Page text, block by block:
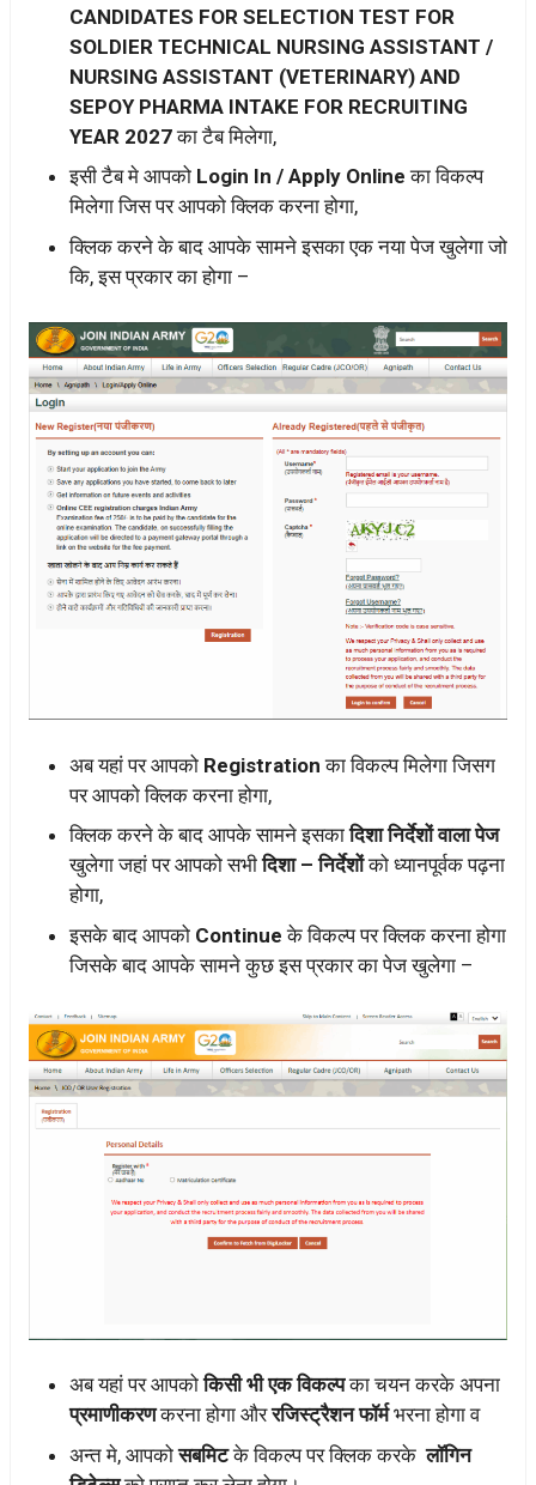
CANDIDATES FOR SELECTION TEST FOR
SOLDIER TECHNICAL NURSING ASSISTANT /
NURSING ASSISTANT (VETERINARY) AND
SEPOY PHARMA INTAKE FOR RECRUITING
YEAR 2027का टैब मिलेगा,
इसी टैब मे आपको Login In / Apply Onlineका विकल्प
मिलेगा जिस पर आपको क्लिक करना होगा,
क्लिक करने के बाद आपके सामने इसका एक नया पेज खुलेगा जो
कि, इस प्रकार का होगा –
अब यहां पर आपको Registration का विकल्प मिलेगा जिसग
पर आपको क्लिक करना होगा,
क्लिक करने के बाद आपके सामने इसकादिशा निर्देशों वाला पेज
खुलेगा जहां पर आपको सभीदिशा – निर्देशोंको ध्यानपूर्वक पढ़ना
होगा,
इसके बाद आपको Continueके विकल्प पर क्लिक करना होगा
जिसके बाद आपके सामने कुछ इस प्रकार का पेज खुलेगा –
अब यहां पर आपकोकिसी भी एक विकल्पका चयन करके अपना
प्रमाणीकरणकरना होगा औररजिस्ट्रैशन फॉर्मभरना होगा व
अन्त मे, आपकोसबमिटके विकल्प पर क्लिक करके लॉगिन